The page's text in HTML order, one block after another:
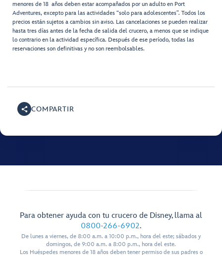
menores de 18 años deben estar acompañados por un adulto en Port
Adventures, excepto para las actividades “solo para adolescentes”. Todos los
precios están sujetos a cambios sin aviso. Las cancelaciones se pueden realizar
hasta tres días antes de la fecha de salida del crucero, a menos que se indique
lo contrario en la actividad específica. Después de ese período, todas las
reservaciones son definitivas y no son reembolsables.
COMPARTIR
Para obtener ayuda con tu crucero de Disney, llama al
0800-266-6902.
De lunes a viernes, de 8:00 a.m. a 10:00 p.m., hora del este; sábados y
domingos, de 9:00 a.m. a 8:00 p.m., hora del este.
Los Huéspedes menores de 18 años deben tener permiso de sus padres o